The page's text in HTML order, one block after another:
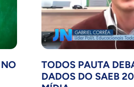
TODOS PAUTA
DADOS DO SAEB